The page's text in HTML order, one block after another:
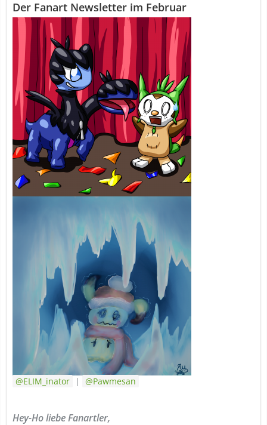
Der Fanart Newsletter im Februar
ELIM_inator | Pawmesan
Hey-Ho liebe Fanartler,